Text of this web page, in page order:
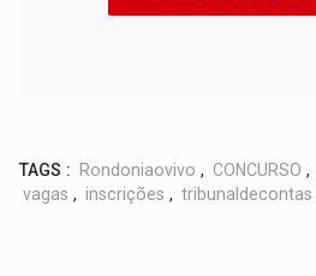
TAGS : Rondoniaovivo , CONCURSO ,
vagas , inscrições , tribunaldecontas